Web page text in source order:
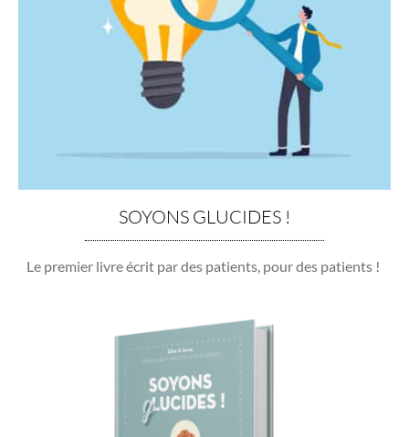
SOYONS GLUCIDES !
Le premier livre écrit par des patients, pour des patients !